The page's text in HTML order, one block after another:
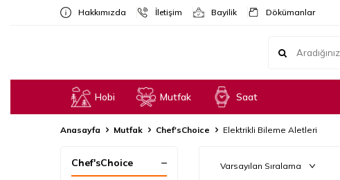
Hakkımızda İletişim Bayilik Dökümanlar
Hobi Mutfak Saat
Anasayfa Mutfak Chef'sChoice Elektrikli Bileme Aletleri
Chef'sChoice